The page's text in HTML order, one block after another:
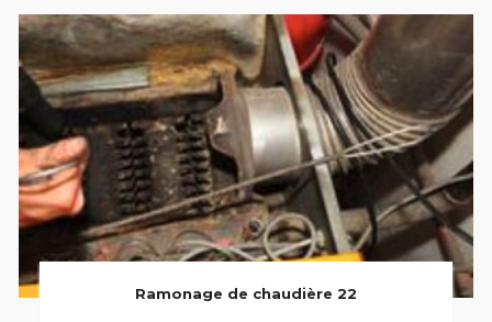
Ramonage de chaudière 22